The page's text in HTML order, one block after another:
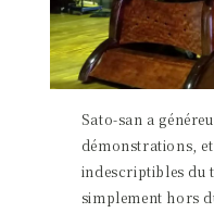
Sato-san a
démonstrations,
indescriptibles du
simplement hors